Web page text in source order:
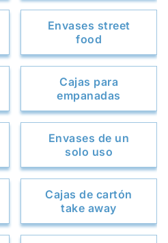
Envases street
food
Cajas para
empanadas
Envases de un
solo uso
Cajas de cartón
take away